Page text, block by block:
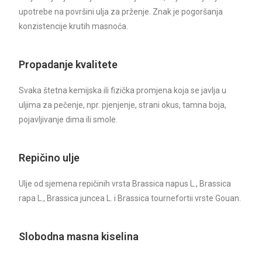
upotrebe na površini ulja za prženje. Znak je pogoršanja
konzistencije krutih masnoća.
Propadanje kvalitete
Svaka štetna kemijska ili fizička promjena koja se javlja u
uljima za pečenje, npr. pjenjenje, strani okus, tamna boja,
pojavljivanje dima ili smole.
Repičino ulje
Ulje od sjemena repičinih vrsta Brassica napus L., Brassica
rapa L., Brassica juncea L. i Brassica tournefortii vrste Gouan.
Slobodna masna kiselina